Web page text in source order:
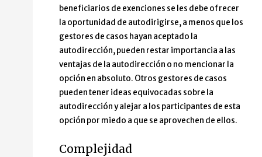
beneficiarios de exenciones se les debe ofrecer
la oportunidad de autodirigirse, a menos que los
gestores de casos hayan aceptado la
autodirección, pueden restar importancia a las
ventajas de la autodirección o no mencionar la
opción en absoluto. Otros gestores de casos
pueden tener ideas equivocadas sobre la
autodirección y alejar a los participantes de esta
opción por miedo a que se aprovechen de ellos.
Complejidad